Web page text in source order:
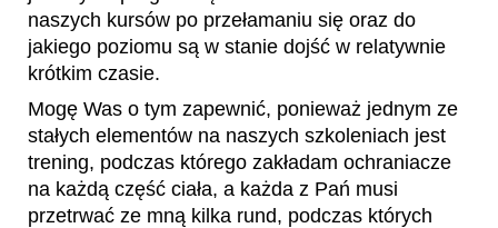
naszych kursów po przełamaniu się oraz do
jakiego poziomu są w stanie dojść w relatywnie
krótkim czasie.
Mogę Was o tym zapewnić, ponieważ jednym ze
stałych elementów na naszych szkoleniach jest
trening, podczas którego zakładam ochraniacze
na każdą część ciała, a każda z Pań musi
przetrwać ze mną kilka rund, podczas których